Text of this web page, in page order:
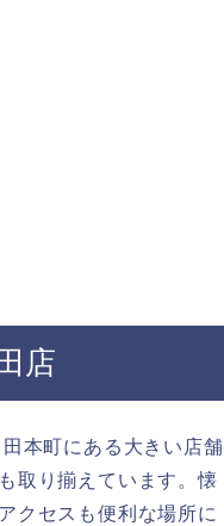
店
本町にある大きい店舗
取り揃えています。懐
クセスも便利な場所に